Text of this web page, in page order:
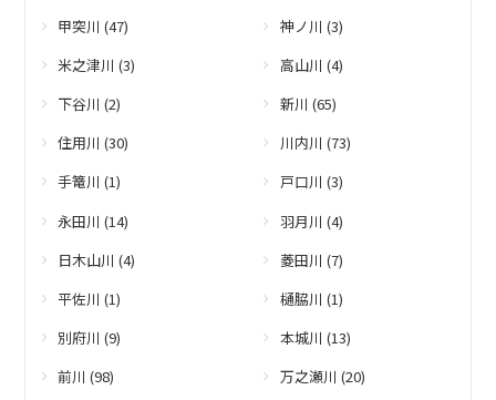
甲突川 (47)
神ノ川 (3)
米之津川 (3)
高山川 (4)
下谷川 (2)
新川 (65)
住用川 (30)
川内川 (73)
手篭川 (1)
戸口川 (3)
永田川 (14)
羽月川 (4)
日木山川 (4)
菱田川 (7)
平佐川 (1)
樋脇川 (1)
別府川 (9)
本城川 (13)
前川 (98)
万之瀬川 (20)